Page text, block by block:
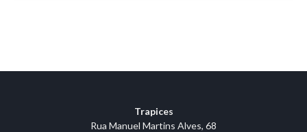
Trapices
Rua Manuel Martins Alves, 68